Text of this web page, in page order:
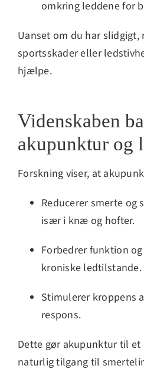
omkring leddene for
Uanset om du har
sportsskader eller
hjælpe.
Videnskaben
akupunktur og
Forskning viser, at
Reducerer smerte og
især i knæ og hofter.
Forbedrer funktion
kroniske ledtilstande.
Stimulerer kroppens
respons.
Dette gør akupunktur til
naturlig tilgang til